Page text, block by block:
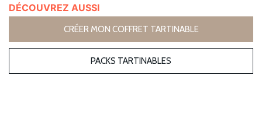
DÉCOUVREZ AUSSI
CRÉER MON COFFRET TARTINABLE
PACKS TARTINABLES